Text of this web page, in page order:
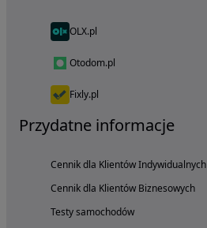
OLX.pl
Otodom.pl
Fixly.pl
Przydatne informacje
Cennik dla Klientów Indywidualnych
Cennik dla Klientów Biznesowych
Testy samochodów